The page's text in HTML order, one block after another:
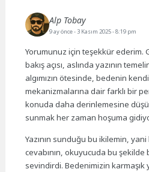
Alp Tobay
9 ay önce- 3 Kasım 2025 - 8:19 pm
Yorumunuz için teşekkür ederim.
bakış açısı, aslında yazının
algımızın ötesinde, bedenin
mekanizmalarına dair farklı bir
konuda daha derinlemesine
sunmak her zaman hoşuma
Yazının sunduğu bu ikilemin,
cevabının, okuyucuda bu şekilde
sevindirdi. Bedenimizin karmaşık